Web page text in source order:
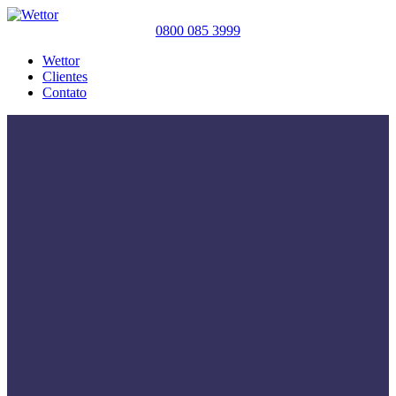
0800 085 3999
Wettor
Clientes
Contato